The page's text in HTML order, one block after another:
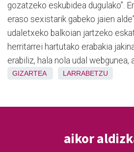
gozatzeko eskubidea dugulako”.
eraso sexistarik gabeko jaien
udaletxeko balkoian jartzeko
herritarrei hartutako erabakia
erabiliz, hala nola udal webgunea,
GIZARTEA LARRABETZU
aikor